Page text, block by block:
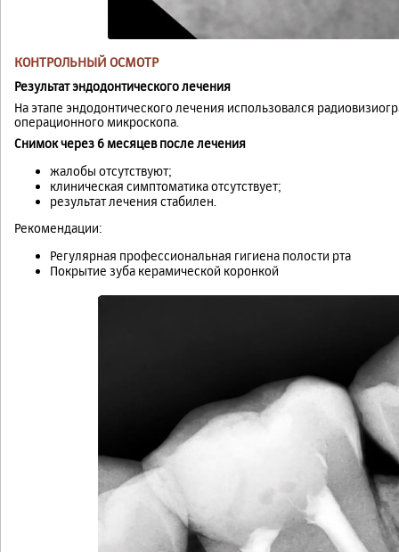
КОНТРОЛЬНЫЙ ОСМОТР
Результат эндодонтического лечения
На этапе эндодонтического лечения использовался
операционного микроскопа.
Снимок через 6 месяцев после лечения
жалобы отсутствуют;
клиническая симптоматика отсутствует;
результат лечения стабилен.
Рекомендации:
Регулярная профессиональная гигиена полости рта
Покрытие зуба керамической коронкой